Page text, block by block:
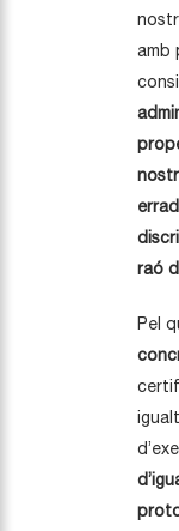
amb
raó
Pel